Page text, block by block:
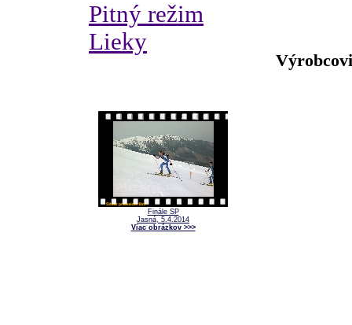
Pitný režim
Lieky
Finále SP
Jasná, 5.4.2014
Viac obrázkov >>>